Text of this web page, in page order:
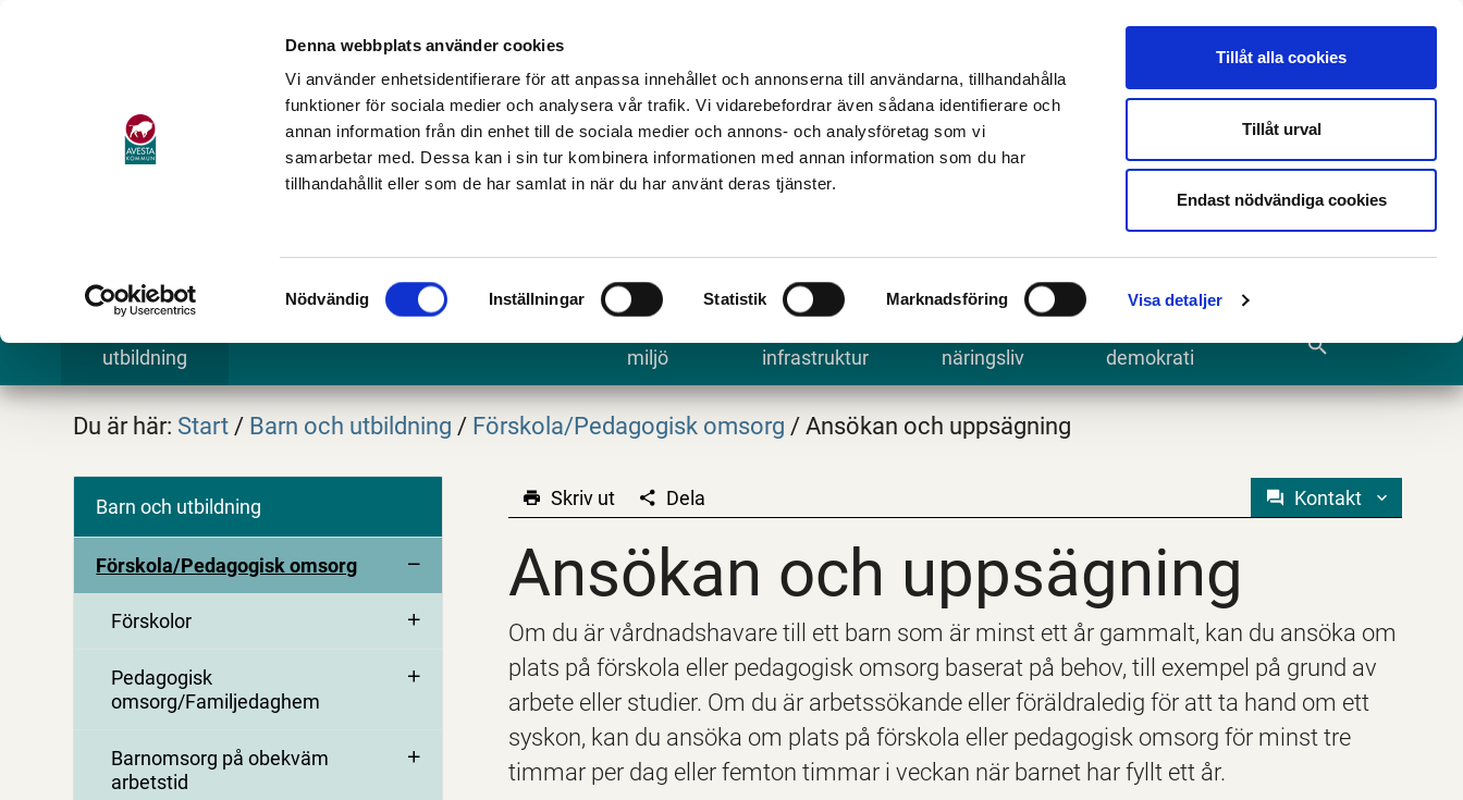
Denna webbplats använder cookies
Vi använder enhetsidentifierare för att anpassa innehållet och annonserna till användarna, tillhandahålla
funktioner för sociala medier och analysera vår trafik. Vi vidarebefordrar även sådana identifierare och
annan information från din enhet till de sociala medier och annons- och analysföretag som vi
samarbetar med. Dessa kan i sin tur kombinera informationen med annan information som du har
tillhandahållit eller som de har samlat in när du har använt deras tjänster.
Samtyckesval
Nödvändig Inställningar Statistik Marknadsföring Visa detaljer
Tillåt alla cookies
Tillåt urval
Endast nödvändiga cookies
E-tjänster och blanketter Translate
Sök
utbildning
miljö
infrastruktur
näringsliv
demokrati
search
Du är här: Start / Barn och utbildning / Förskola/Pedagogisk omsorg / Ansökan och uppsägning
Barn och utbildning
Förskola/Pedagogisk omsorg
Förskolor
Pedagogisk
omsorg/Familjedaghem
Barnomsorg på obekväm
arbetstid
Ansökan och uppsägning
Skriv ut Dela Kontakt
Ansökan och uppsägning
Om du är vårdnadshavare till ett barn som är minst ett år gammalt, kan du ansöka om
plats på förskola eller pedagogisk omsorg baserat på behov, till exempel på grund av
arbete eller studier. Om du är arbetssökande eller föräldraledig för att ta hand om ett
syskon, kan du ansöka om plats på förskola eller pedagogisk omsorg för minst tre
timmar per dag eller femton timmar i veckan när barnet har fyllt ett år.